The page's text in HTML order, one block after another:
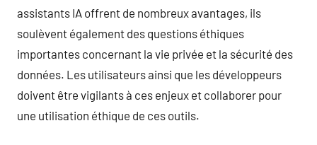
assistants IA offrent de nombreux avantages, ils
soulèvent également des questions éthiques
importantes concernant la vie privée et la sécurité des
données. Les utilisateurs ainsi que les développeurs
doivent être vigilants à ces enjeux et collaborer pour
une utilisation éthique de ces outils.